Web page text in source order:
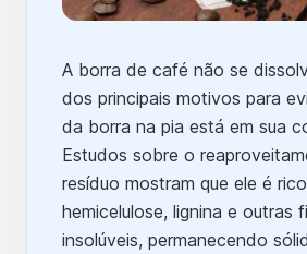
A borra de café não se
dos principais motivos para
da borra na pia está em sua
Estudos sobre o
resíduo mostram que ele é
hemicelulose, lignina e outras
insolúveis, permanecendo